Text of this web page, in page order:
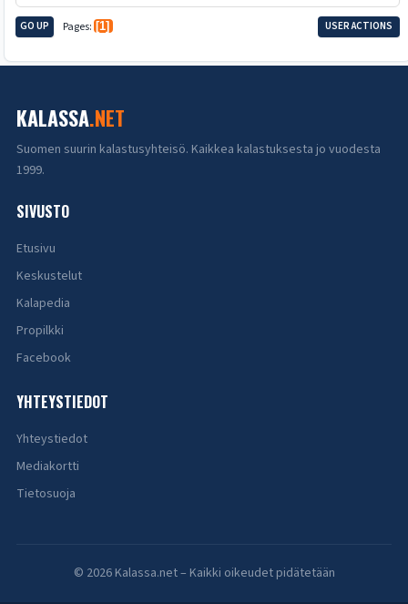
GO UP Pages 1 USER ACTIONS
KALASSA.NET
Suomen suurin kalastusyhteisö. Kaikkea kalastuksesta jo vuodesta
1999.
SIVUSTO
Etusivu
Keskustelut
Kalapedia
Propilkki
Facebook
YHTEYSTIEDOT
Yhteystiedot
Mediakortti
Tietosuoja
© 2026 Kalassa.net – Kaikki oikeudet pidätetään